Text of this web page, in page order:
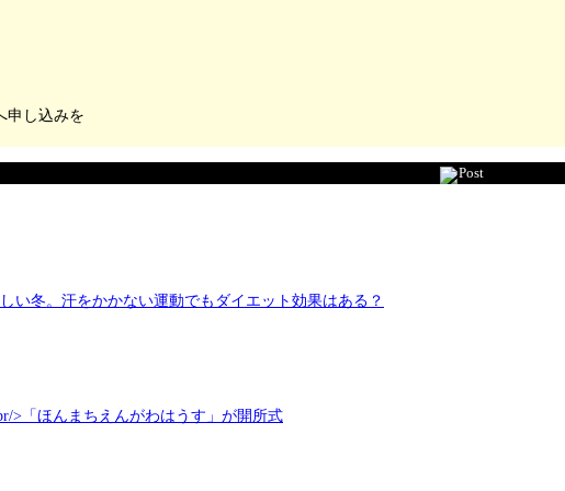
申し込みを
Post
い冬。汗をかかない運動でもダイエット効果はある？